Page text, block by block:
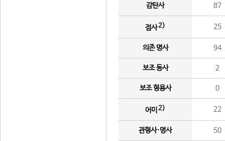
감탄사 87
접사2) 25
의존 명사 94
보조 동사 2
보조 형용사 0
어미 2) 22
관형사·명사 50